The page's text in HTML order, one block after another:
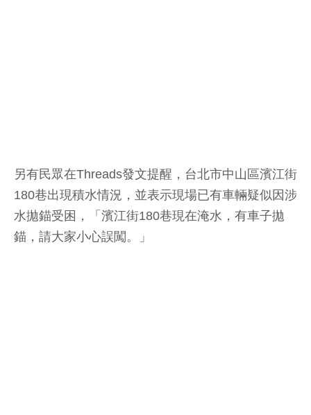
另有民眾在Threads發文提醒，台北市中山區濱江街
180巷出現積水情況，並表示現場已有車輛疑似因涉
水拋錨受困，「濱江街180巷現在淹水，有車子拋
錨，請大家小心誤闖。」